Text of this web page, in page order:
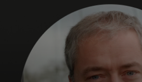
Für die Welt
Für Innovatoren
Neuigkeiten und Trends